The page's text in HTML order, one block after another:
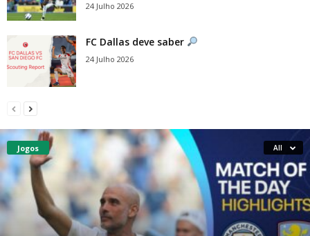
24 Julho 2026
FC Dallas deve saber
24 Julho 2026
Jogos All